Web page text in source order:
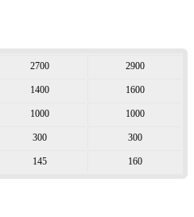
2700 2900
1400 1600
1000 1000
300 300
145 160